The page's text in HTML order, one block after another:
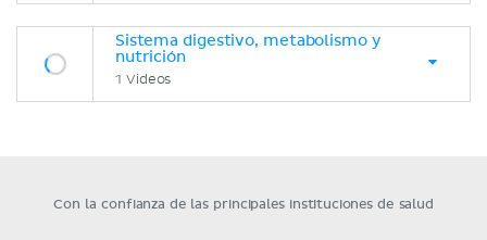
Sistema digestivo, metabolismo y
nutrición
1 Videos
Con la confianza de las principales instituciones de salud